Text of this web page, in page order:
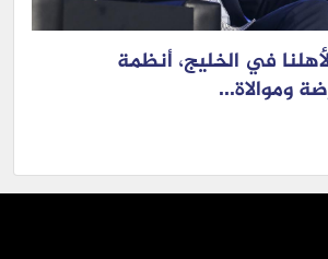
في الخليج، أنظمة
وموالاة...